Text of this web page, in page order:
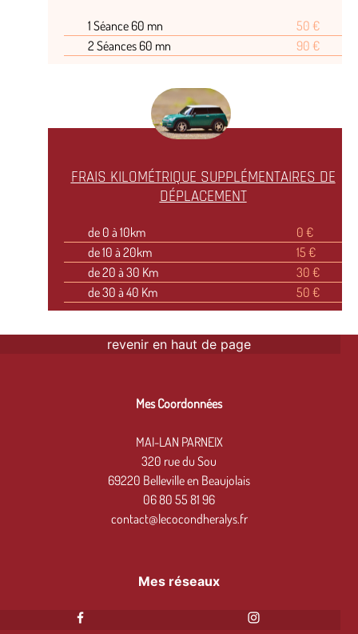
1 Séance 60 mn
50 €
2 Séances 60 mn
90 €
FRAIS KILOMÉTRIQUE SUPPLÉMENTAIRES DE
DÉPLACEMENT
de 0 à 10km
0 €
de 10 à 20km
15 €
de 20 à 30 Km
30 €
de 30 à 40 Km
50 €
revenir en haut de page
Mes Coordonnées
MAI-LAN PARNEIX
320 rue du Sou
69220 Belleville en Beaujolais
06 80 55 81 96
contact@lecocondheralys.fr
Mes réseaux